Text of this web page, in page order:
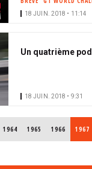
18 JUIN. 2018 • 11:14
Un quatrième
18 JUIN. 2018 • 9:31
PAGE
1964 PAGE
1965 PAGE
1966 1967